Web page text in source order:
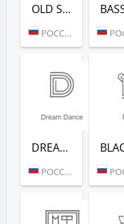
OLD SCHOOL (РАДИО РЕКОРД)
РОССИЯ (МОСКВА) РОССИЯ
DREAM DANCE (РАДИО РЕКОРД)
РОССИЯ (МОСКВА) РОССИЯ